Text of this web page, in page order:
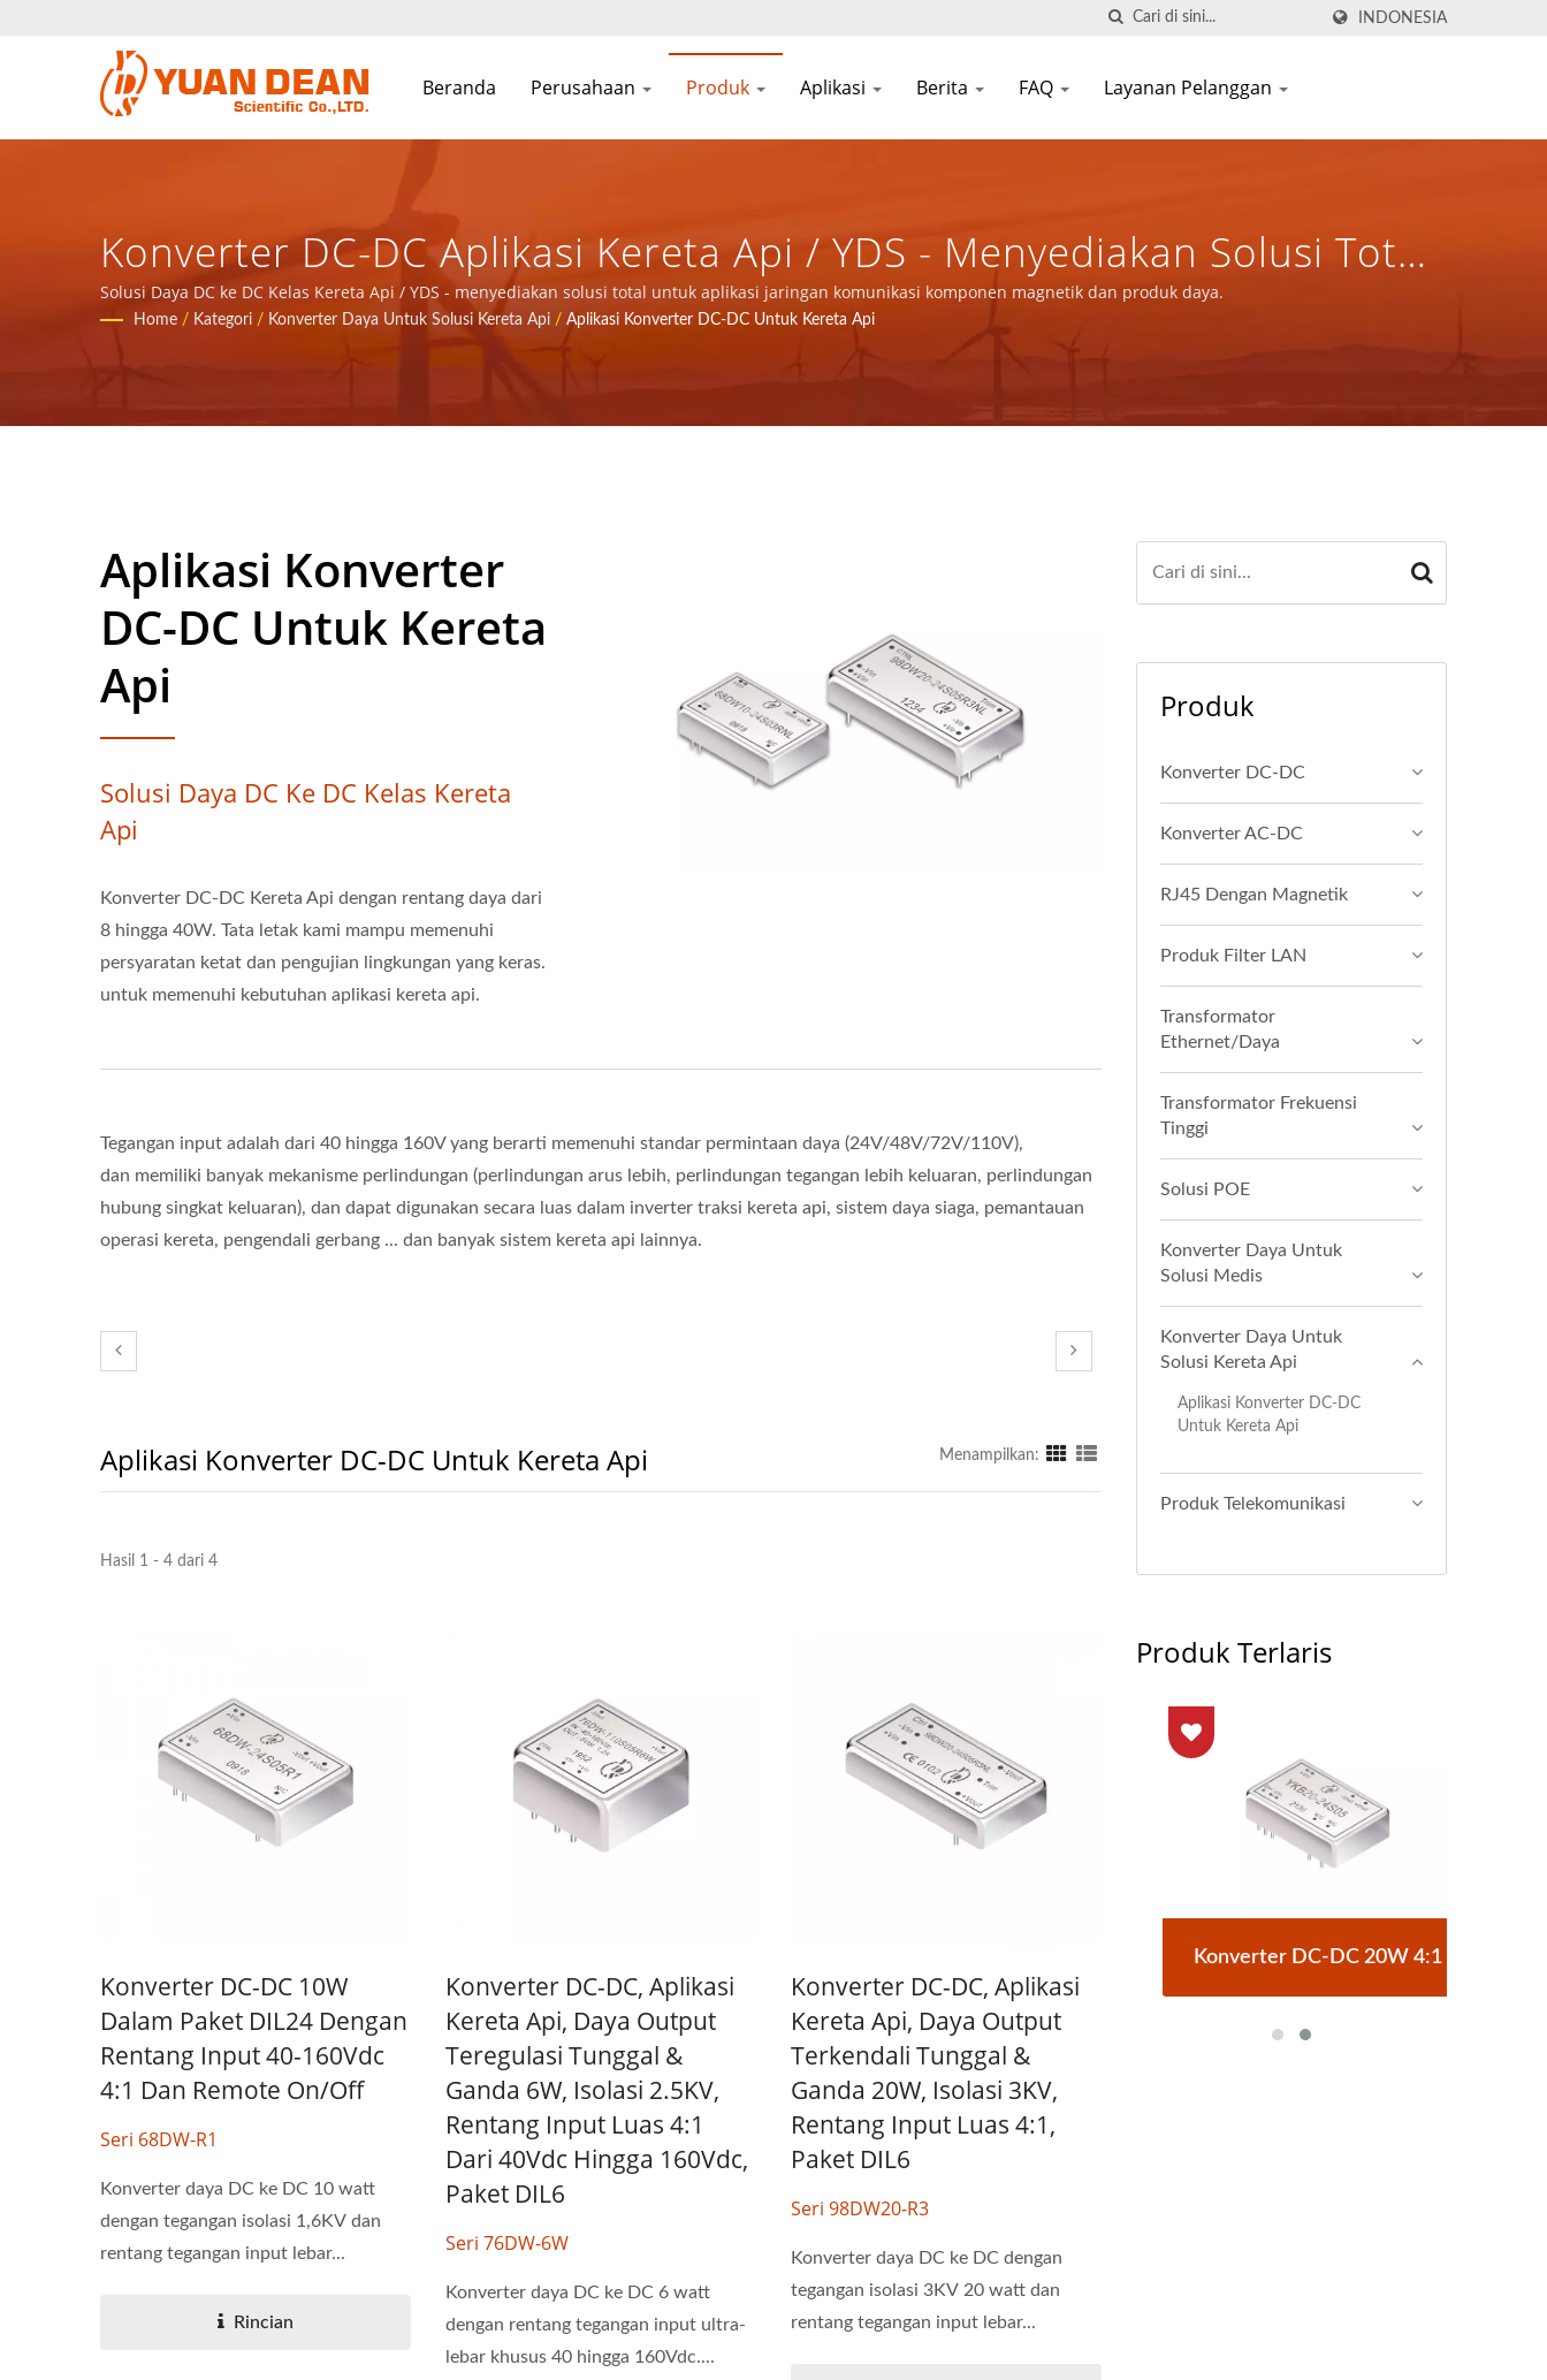
INDONESIA
Beranda Perusahaan Produk Aplikasi Berita FAQ Layanan Pelanggan
Konverter DC-DC Aplikasi Kereta Api / YDS - Menyediakan Solusi Total
Untuk Aplikasi Jaringan Komunikasi Komponen Magnetik Dan Produk
Daya.
Solusi Daya DC ke DC Kelas Kereta Api / YDS - menyediakan solusi total untuk aplikasi jaringan komunikasi komponen magnetik dan produk daya.
Home / Kategori / Konverter Daya Untuk Solusi Kereta Api / Aplikasi Konverter DC-DC Untuk Kereta Api
Aplikasi Konverter
DC-DC Untuk Kereta
Api
Solusi Daya DC Ke DC Kelas Kereta
Api
Konverter DC-DC Kereta Api dengan rentang daya dari
8 hingga 40W. Tata letak kami mampu memenuhi
persyaratan ketat dan pengujian lingkungan yang keras.
untuk memenuhi kebutuhan aplikasi kereta api.
Tegangan input adalah dari 40 hingga 160V yang berarti memenuhi standar permintaan daya (24V/48V/72V/110V),
dan memiliki banyak mekanisme perlindungan (perlindungan arus lebih, perlindungan tegangan lebih keluaran, perlindungan
hubung singkat keluaran), dan dapat digunakan secara luas dalam inverter traksi kereta api, sistem daya siaga, pemantauan
operasi kereta, pengendali gerbang ... dan banyak sistem kereta api lainnya.
Aplikasi Konverter DC-DC Untuk Kereta Api Menampilkan:
Hasil 1 - 4 dari 4
Konverter DC-DC 10W
Dalam Paket DIL24 Dengan
Rentang Input 40-160Vdc
4:1 Dan Remote On/Off
Seri 68DW-R1
Konverter daya DC ke DC 10 watt
dengan tegangan isolasi 1,6KV dan
rentang tegangan input lebar...
Rincian
Konverter DC-DC, Aplikasi
Kereta Api, Daya Output
Teregulasi Tunggal &
Ganda 6W, Isolasi 2.5KV,
Rentang Input Luas 4:1
Dari 40Vdc Hingga 160Vdc,
Paket DIL6
Seri 76DW-6W
Konverter daya DC ke DC 6 watt
dengan rentang tegangan input ultra-
lebar khusus 40 hingga 160Vdc....
Konverter DC-DC, Aplikasi
Kereta Api, Daya Output
Terkendali Tunggal &
Ganda 20W, Isolasi 3KV,
Rentang Input Luas 4:1,
Paket DIL6
Seri 98DW20-R3
Konverter daya DC ke DC dengan
tegangan isolasi 3KV 20 watt dan
rentang tegangan input lebar...
Produk
Konverter DC-DC
Konverter AC-DC
RJ45 Dengan Magnetik
Produk Filter LAN
Transformator
Ethernet/Daya
Transformator Frekuensi
Tinggi
Solusi POE
Konverter Daya Untuk
Solusi Medis
Konverter Daya Untuk
Solusi Kereta Api
Aplikasi Konverter DC-DC
Untuk Kereta Api
Produk Telekomunikasi
Produk Terlaris
Konverter DC-DC 20W 4:1